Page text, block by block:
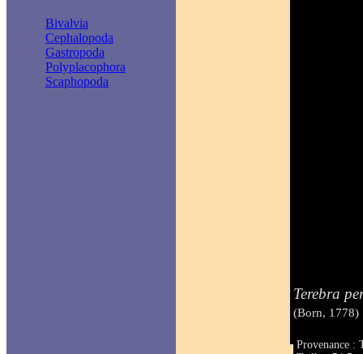
Bivalvia
Cephalopoda
Gastropoda
Polyplacophora
Scaphopoda
Terebra
(Born, 1778)
Provenance :